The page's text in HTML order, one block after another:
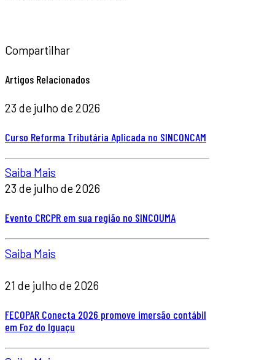
Compartilhar
Artigos Relacionados
23 de julho de 2026
Curso Reforma Tributária Aplicada no SINCONCAM
Saiba Mais
23 de julho de 2026
Evento CRCPR em sua região no SINCOUMA
Saiba Mais
21 de julho de 2026
FECOPAR Conecta 2026 promove imersão contábil
em Foz do Iguaçu